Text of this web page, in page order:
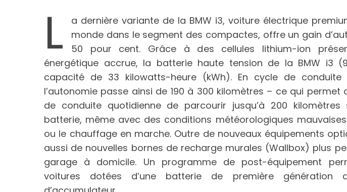
L
a dernière variante de la BMW i3, voiture électrique
monde dans le segment des compactes, offre un gain
50 pour cent. Grâce à des cellules lithium-ion
énergétique accrue, la batterie haute tension de la BMW i3
capacité de 33 kilowatts-heure (kWh). En cycle de conduite
l’autonomie passe ainsi de 190 à 300 kilomètres – ce qui permet
de conduite quotidienne de parcourir jusqu’à 200
batterie, même avec des conditions météorologiques
ou le chauffage en marche. Outre de nouveaux équipements
aussi de nouvelles bornes de recharge murales (Wallbox) plus
garage à domicile. Un programme de post-équipement
voitures dotées d’une batterie de première génération